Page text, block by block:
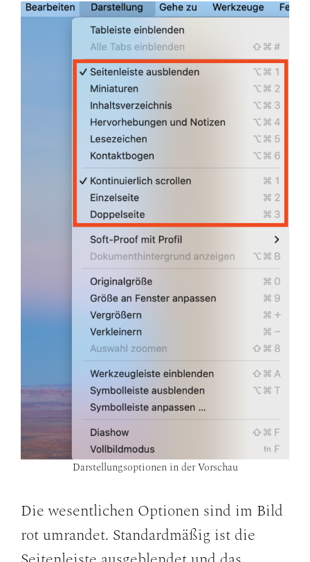
Darstellungsoptionen in der Vorschau
Die wesentlichen Optionen sind im Bild
rot umrandet. Standardmäßig ist die